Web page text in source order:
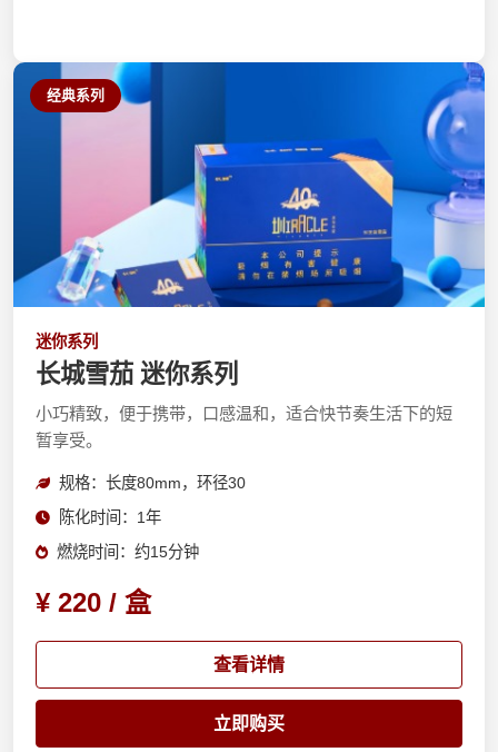
经典系列
迷你系列
长城雪茄 迷你系列
小巧精致，便于携带，口感温和，适合快节奏生活下的短
暂享受。
规格：长度80mm，环径30
陈化时间：1年
燃烧时间：约15分钟
¥ 220 / 盒
查看详情
立即购买